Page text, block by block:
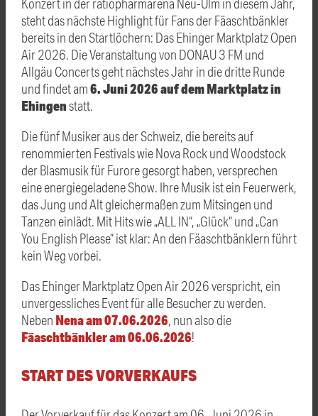
steht das nächste Highlight für Fans der Fäaschtbänkler
bereits in den Startlöchern: Das Ehinger Marktplatz Open
Air 2026. Die Veranstaltung von DONAU 3 FM und
Allgäu Concerts geht nächstes Jahr in die dritte Runde
und findet am6. Juni 2026 auf dem Marktplatz in
Ehingenstatt.
Die fünf Musiker aus der Schweiz, die bereits auf
renommierten Festivals wie Nova Rock und Woodstock
der Blasmusik für Furore gesorgt haben, versprechen
eine energiegeladene Show. Ihre Musik ist ein Feuerwerk,
das Jung und Alt gleichermaßen zum Mitsingen und
Tanzen einlädt. Mit Hits wie „ALL IN“, „Glück“ und „Can
You English Please“ ist klar: An den Fäaschtbänklern führt
kein Weg vorbei.
Das Ehinger Marktplatz Open Air 2026 verspricht, ein
unvergessliches Event für alle Besucher zu werden.
Neben Nena am 07.06.2026, nun also die
Fäaschtbänkler am 06.06.2026!
START DES VORVERKAUFS